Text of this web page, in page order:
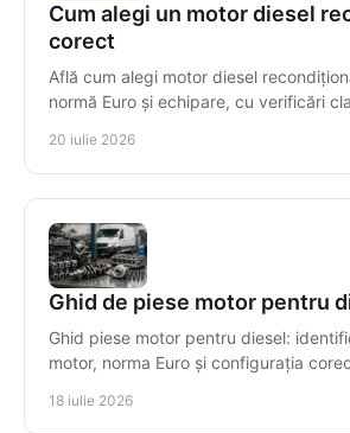
Cum alegi un motor diesel
corect
Află cum alegi motor diesel
normă Euro și echipare, cu verificări
20 iulie 2026
Ghid de piese motor pentru
Ghid piese motor pentru diesel:
motor, norma Euro și configurația
18 iulie 2026